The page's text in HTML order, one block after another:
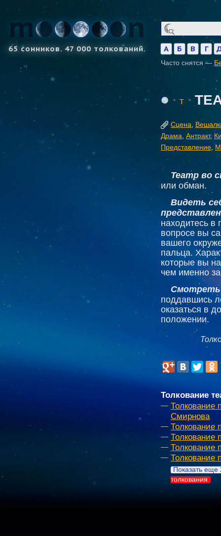
65 сонников. 47 000 толкований. А Б В Г
Часто снятся —
Т
Сцена
Драма Антракт,
Представление
Театр во
или обман.
Видеть
находитесь в
вопросе вы
вашего
пальца.
которые вы
чем именно
Смотреть
поддавшись
оказаться в
положении.
Толкование
Толкование
Смирнова
Толкование
Толкование
Толкование
Толкование
Показать еще
толкования